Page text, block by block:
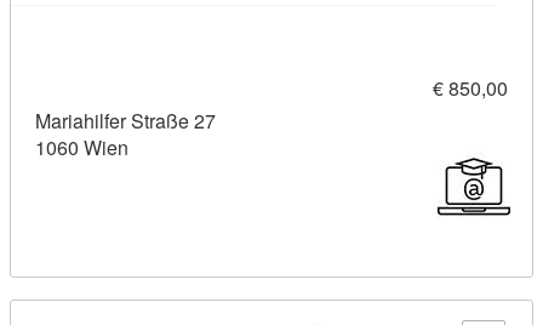
€ 850,00
Mariahilfer Straße 27
1060 Wien